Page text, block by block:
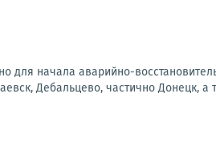
для начала аварийно-
Дебальцево, частично Донецк, а